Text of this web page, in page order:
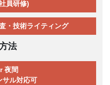
員研修)
・技術ライティング
法
夜間
サル対応可